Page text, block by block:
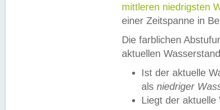
mittleren niedrigsten
einer Zeitspanne in
Die farblichen
aktuellen
Ist der aktuelle
als niedriger
Liegt der